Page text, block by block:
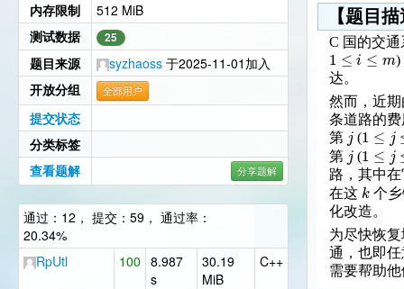
内存限制
512 MiB
测试数据
25
题目来源 syzhaoss 于2025-11-01加入
开放分组
全部用户
提交状态
分类标签
查看题解
分享题解
通过：12， 提交：59， 通过率：
20.34%
RpUtl
100 8.987
s
30.19
MiB
C++
【题目
C 国的交
1 ≤ i ≤ m)
达。
然而，近
条道路的
第 j (1 ≤ j
第 j (1 ≤ j
路，其中
在这 k 个
化改造。
为尽快恢
通，也即
需要帮助